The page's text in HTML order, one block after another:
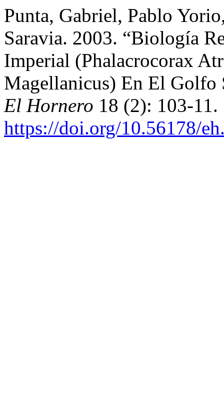
Punta, Gabriel, Pablo
Saravia. 2003. “Biología
Imperial (Phalacrocorax
Magellanicus) En El Golfo
El Hornero 18 (2): 103-11.
https://doi.org/10.56178/